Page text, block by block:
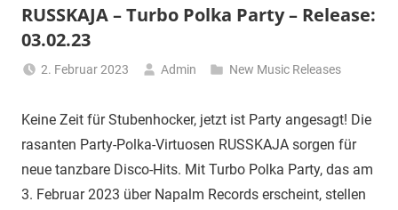
RUSSKAJA – Turbo Polka Party – Release:
03.02.23
2. Februar 2023 Admin New Music Releases
Keine Zeit für Stubenhocker, jetzt ist Party angesagt! Die
rasanten Party-Polka-Virtuosen RUSSKAJA sorgen für
neue tanzbare Disco-Hits. Mit Turbo Polka Party, das am
3. Februar 2023 über Napalm Records erscheint, stellen